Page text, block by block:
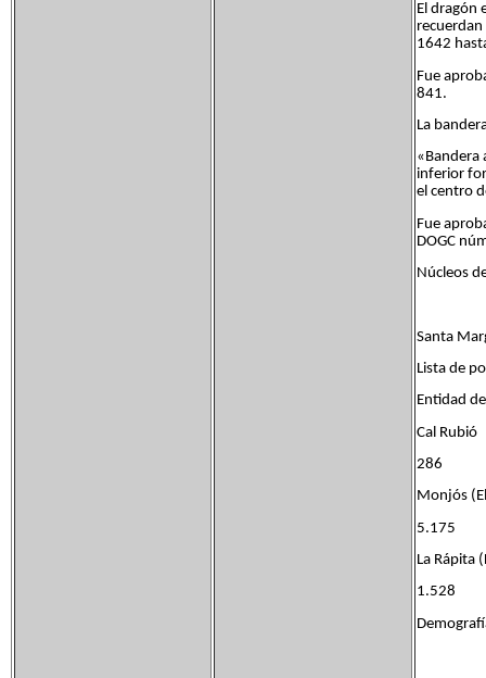
El dragón
1642
Fue
841.
La
«Bandera
inferior
el centro
Fue
DOGC
Núcleos
Santa
Lista de
Entidad
Cal
286
Monjós
5.175
La
1.528